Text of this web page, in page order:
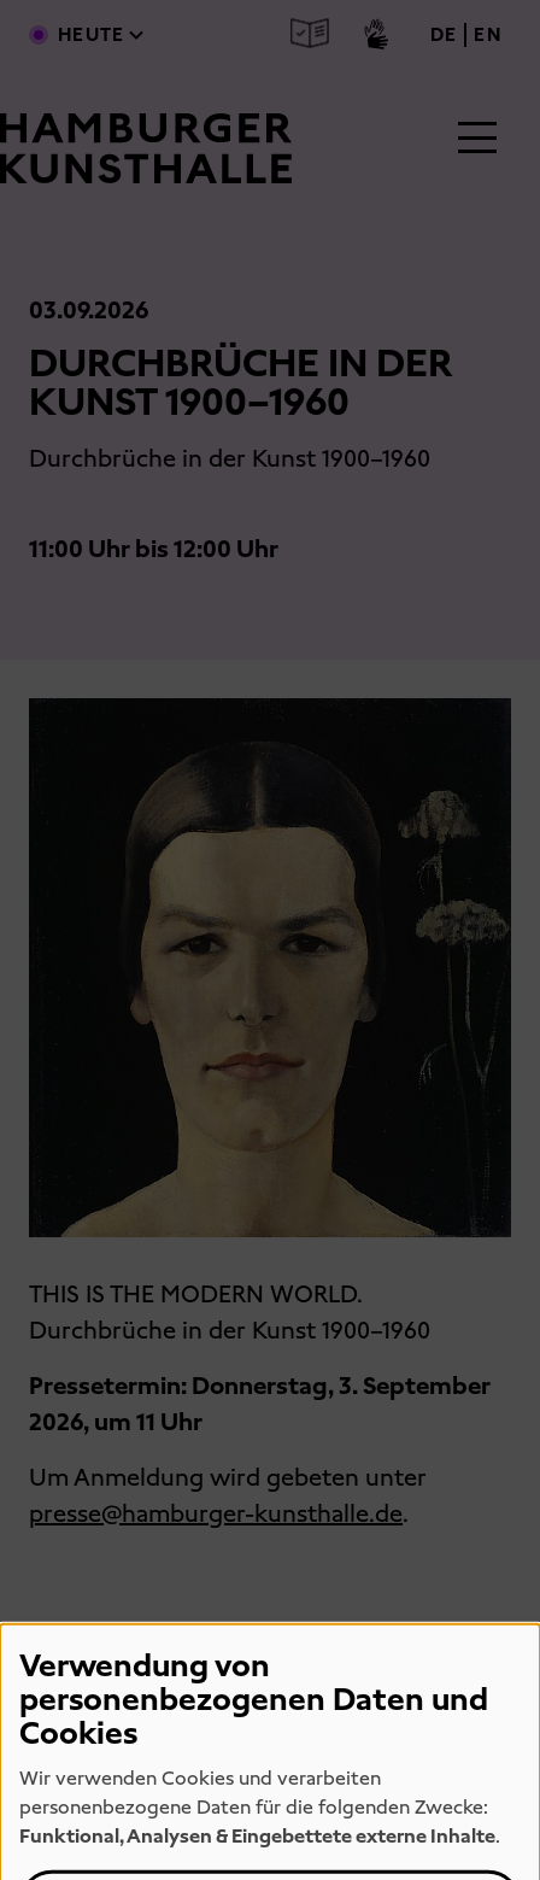
Direkt zum Inhalt
HEUTE DE deutsch
EN
03.09.2026
DURCHBRÜCHE IN DER
KUNST 1900–1960
Durchbrüche in der Kunst 1900–1960
11:00 Uhr bis 12:00 Uhr
THIS IS THE MODERN WORLD.
Durchbrüche in der Kunst 1900–1960
Pressetermin: Donnerstag, 3. September
2026, um 11 Uhr
Um Anmeldung wird gebeten unter
presse@hamburger-kunsthalle.de.
FOOTER 1
Besuchen
Verwendung von
personenbezogenen Daten und
Cookies
Wir verwenden Cookies und verarbeiten
personenbezogene Daten für die folgenden Zwecke:
Funktional, Analysen & Eingebettete externe Inhalte.